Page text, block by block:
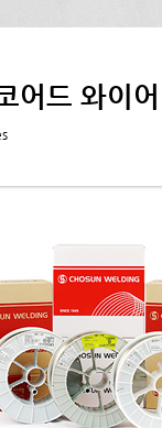
어드 와이어